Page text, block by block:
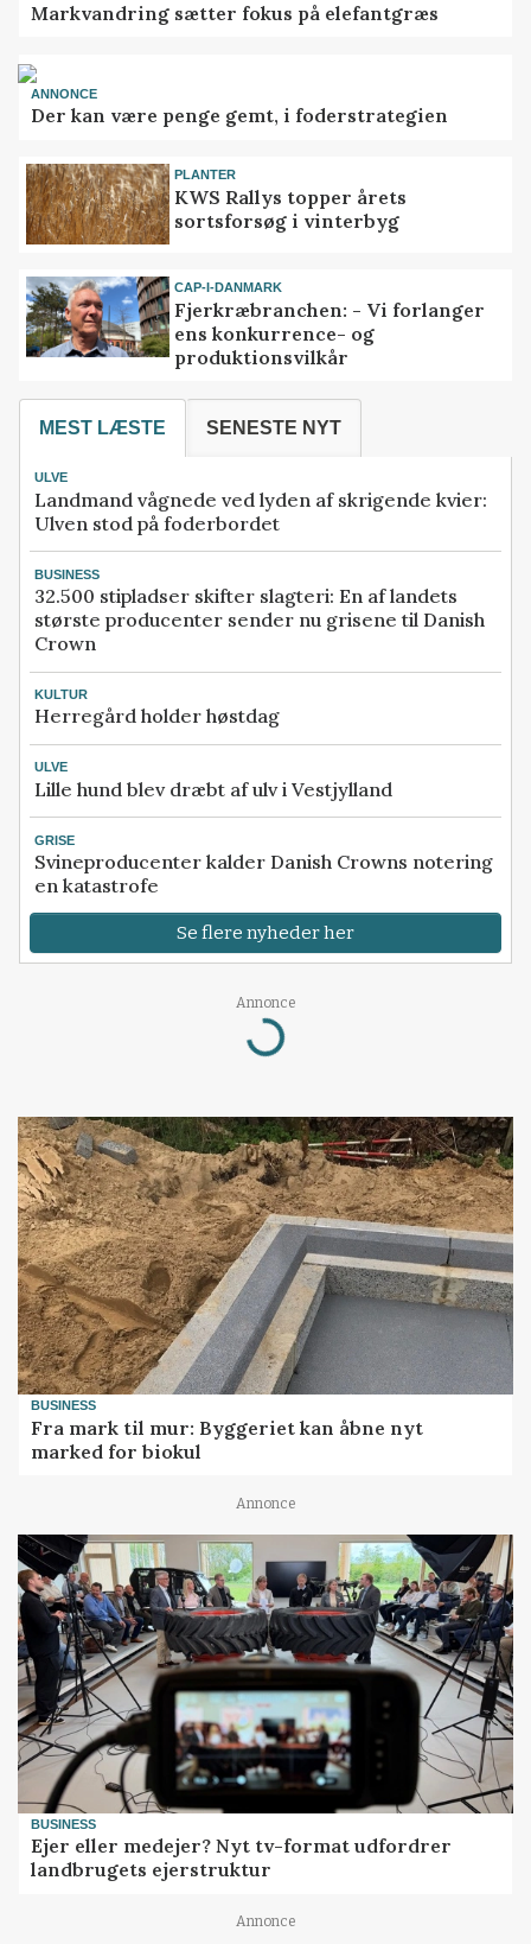
Markvandring sætter fokus på elefantgræs
ANNONCE
Der kan være penge gemt, i foderstrategien
PLANTER
KWS Rallys topper årets
sortsforsøg i vinterbyg
CAP-I-DANMARK
Fjerkræbranchen: - Vi forlanger
ens konkurrence- og
produktionsvilkår
MEST LÆSTE SENESTE NYT
ULVE
Landmand vågnede ved lyden af skrigende kvier:
Ulven stod på foderbordet
BUSINESS
32.500 stipladser skifter slagteri: En af landets
største producenter sender nu grisene til Danish
Crown
KULTUR
Herregård holder høstdag
ULVE
Lille hund blev dræbt af ulv i Vestjylland
GRISE
Svineproducenter kalder Danish Crowns notering
en katastrofe
Se flere nyheder her
Annonce
Loading...
BUSINESS
Fra mark til mur: Byggeriet kan åbne nyt
marked for biokul
Annonce
BUSINESS
Ejer eller medejer? Nyt tv-format udfordrer
landbrugets ejerstruktur
Annonce